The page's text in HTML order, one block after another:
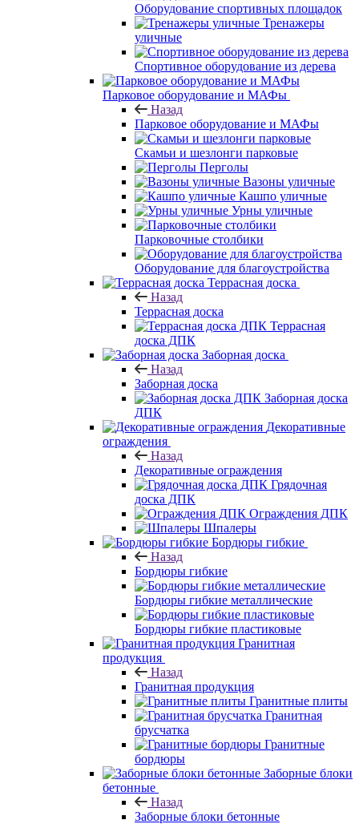
Оборудование спортивных площадок
Тренажеры
уличные
Спортивное оборудование из дерева
Парковое оборудование и МАФы
Назад
Парковое оборудование и МАФы
Скамьи и шезлонги парковые
Перголы
Вазоны уличные
Кашпо уличные
Урны уличные
Парковочные столбики
Оборудование для благоустройства
Террасная доска
Назад
Террасная доска
Террасная
доска ДПК
Заборная доска
Назад
Заборная доска
Заборная доска
ДПК
Декоративные
ограждения
Назад
Декоративные ограждения
Грядочная
доска ДПК
Ограждения ДПК
Шпалеры
Бордюры гибкие
Назад
Бордюры гибкие
Бордюры гибкие металлические
Бордюры гибкие пластиковые
Гранитная
продукция
Назад
Гранитная продукция
Гранитные плиты
Гранитная
брусчатка
Гранитные
бордюры
Заборные блоки
бетонные
Назад
Заборные блоки бетонные